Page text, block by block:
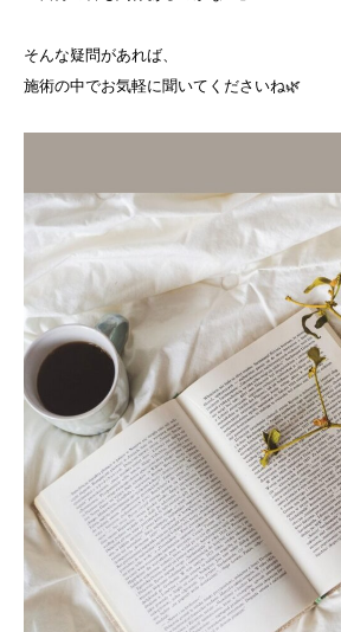
そんな疑問があれば、
施術の中でお気軽に聞いてくださいね🌿